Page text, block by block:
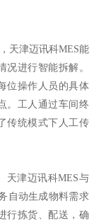
天津迈讯科MES能
进行智能拆解。
位操作人员的具体
。工人通过车间终
传统模式下人工传
天津迈讯科MES与
自动生成物料需求
行拣货、配送，确